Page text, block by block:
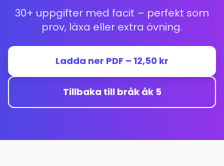
30+ uppgifter med facit – perfekt som
prov, läxa eller extra övning.
Ladda ner PDF – 12,50 kr
Tillbaka till bråk åk 5